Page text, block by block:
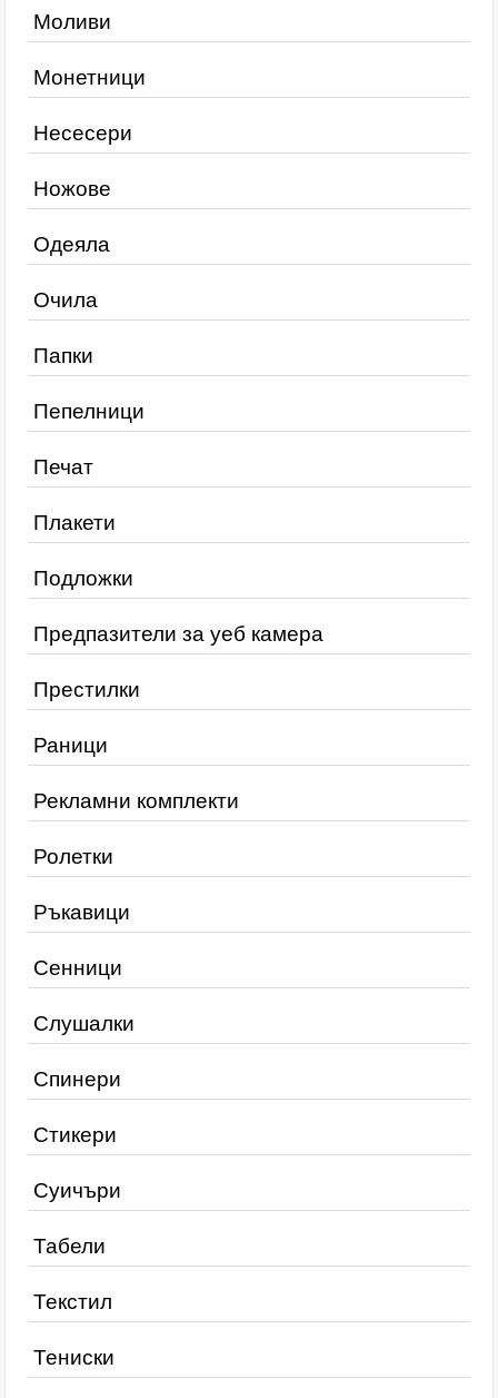
Моливи
Монетници
Несесери
Ножове
Одеяла
Очила
Папки
Пепелници
Печат
Плакети
Подложки
Предпазители за уеб камера
Престилки
Раници
Рекламни комплекти
Ролетки
Ръкавици
Сенници
Слушалки
Спинери
Стикери
Суичъри
Табели
Текстил
Тениски